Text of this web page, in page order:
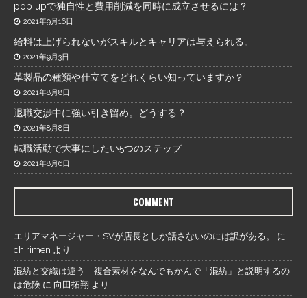
pop upで独自性と費用削減を同時に成立させるには？
2021年9月16日
給料は上げられないがスキルとキャリアは与えられる。
2021年9月3日
革製品の種類や仕立てをどれくらい知っていますか？
2021年8月8日
退職交渉中に強い引き留め。どうする？
2021年8月8日
転職活動で大事にしたい5つのステップ
2021年8月6日
COMMENT
エリアマネージャー・SVが店長としか話さないのには訳がある。
に
chirimen より
混紡と交織は違う 複合素材をなんでもかんで「混紡」と説明するの
は危険 に 向田拓翔 より